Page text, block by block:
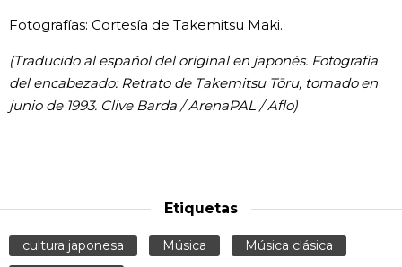
Fotografías: Cortesía de Takemitsu Maki.
(Traducido al español del original en japonés. Fotografía
del encabezado: Retrato de Takemitsu Tōru, tomado en
junio de 1993. Clive Barda / ArenaPAL / Aflo)
Etiquetas
cultura japonesa Música
Música clásica